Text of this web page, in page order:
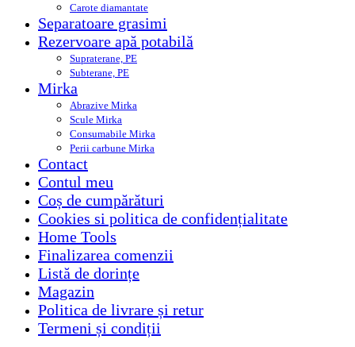
Carote diamantate
Separatoare grasimi
Rezervoare apă potabilă
Supraterane, PE
Subterane, PE
Mirka
Abrazive Mirka
Scule Mirka
Consumabile Mirka
Perii carbune Mirka
Contact
Contul meu
Coș de cumpărături
Cookies si politica de confidențialitate
Home Tools
Finalizarea comenzii
Listă de dorințe
Magazin
Politica de livrare și retur
Termeni și condiții